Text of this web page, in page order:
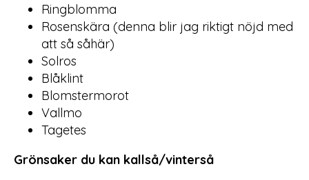
Ringblomma
Rosenskära (denna blir jag riktigt nöjd med
att så såhär)
Solros
Blåklint
Blomstermorot
Vallmo
Tagetes
Grönsaker du kan kallså/vinterså